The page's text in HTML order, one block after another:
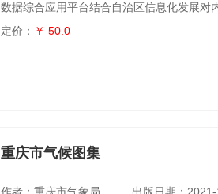
数据综合应用平台结合自治区信息化发展对
照“一平台三系统”（气象大数据管理云平台
定价： ￥ 50.0
重庆市气候图集